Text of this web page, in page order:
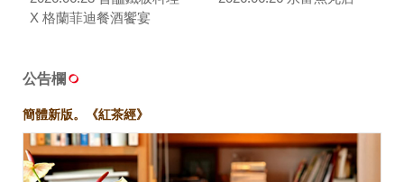
X 格蘭菲迪餐酒饗宴
公告欄
簡體新版。《紅茶經》